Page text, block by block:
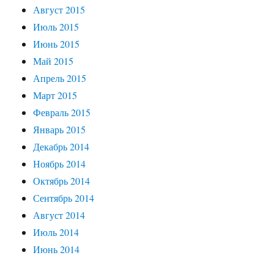
Август 2015
Июль 2015
Июнь 2015
Май 2015
Апрель 2015
Март 2015
Февраль 2015
Январь 2015
Декабрь 2014
Ноябрь 2014
Октябрь 2014
Сентябрь 2014
Август 2014
Июль 2014
Июнь 2014